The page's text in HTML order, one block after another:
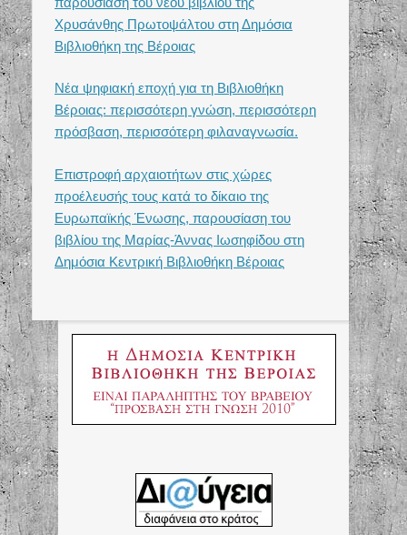
αντίστοιχα app marketplaces
(https://www.pressreader.com).
Χρυσάνθης Πρωτοψάλτου στη Δημόσια
Βιβλιοθήκη της Βέροιας
Νέα ψηφιακή εποχή για τη Βιβλιοθήκη
Βέροιας: περισσότερη γνώση, περισσότερη
πρόσβαση, περισσότερη φιλαναγνωσία.
Επιστροφή αρχαιοτήτων στις χώρες
προέλευσής τους κατά το δίκαιο της
Ευρωπαϊκής Ένωσης, παρουσίαση του
βιβλίου της Μαρίας-Άννας Ιωσηφίδου στη
Δημόσια Κεντρική Βιβλιοθήκη Βέροιας